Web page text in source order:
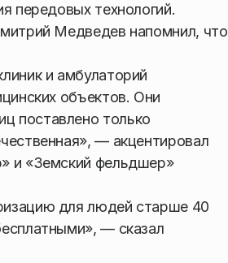
передовых технологий.
Медведев напомнил, что
и амбулаторий
объектов. Они
поставлено только
— акцентировал
и «Земский фельдшер»
для людей старше 40
— сказал